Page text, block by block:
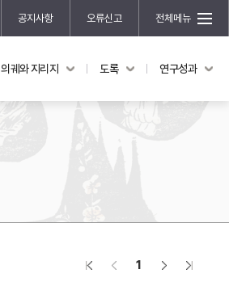
공지사항 오류신고 전체메뉴
연구성과
신진학자 초청 연구교류 사업
규장각-산기 연구비 지원 사업
의궤와 지리지 도록 연구성과
1